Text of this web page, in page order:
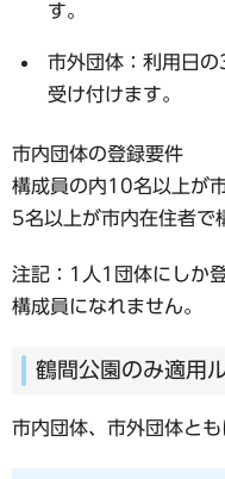
す。
市外団体：利用日
受け付けます。
市内団体の登録要件
構成員の内10名以上が
5名以上が市内在住者で
注記：1人1団体にしか
構成員になれません。
鶴間公園のみ適用
市内団体、市外団体とも